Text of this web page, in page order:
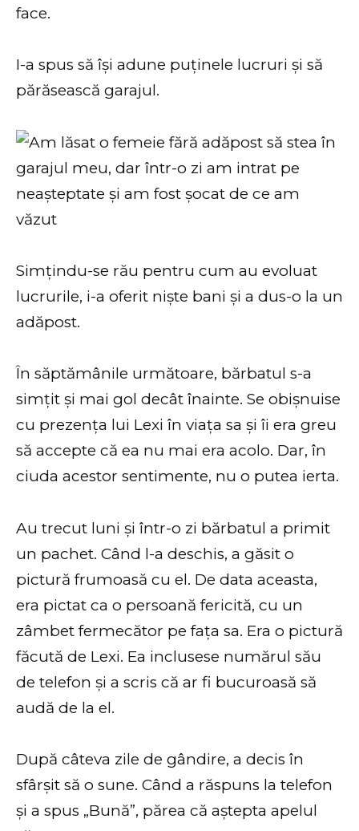
face.
I-a spus să își adune puținele lucruri și să
părăsească garajul.
Simțindu-se rău pentru cum au evoluat
lucrurile, i-a oferit niște bani și a dus-o la un
adăpost.
În săptămânile următoare, bărbatul s-a
simțit și mai gol decât înainte. Se obișnuise
cu prezența lui Lexi în viața sa și îi era greu
să accepte că ea nu mai era acolo. Dar, în
ciuda acestor sentimente, nu o putea ierta.
Au trecut luni și într-o zi bărbatul a primit
un pachet. Când l-a deschis, a găsit o
pictură frumoasă cu el. De data aceasta,
era pictat ca o persoană fericită, cu un
zâmbet fermecător pe fața sa. Era o pictură
făcută de Lexi. Ea inclusese numărul său
de telefon și a scris că ar fi bucuroasă să
audă de la el.
După câteva zile de gândire, a decis în
sfârșit să o sune. Când a răspuns la telefon
și a spus „Bună”, părea că aștepta apelul